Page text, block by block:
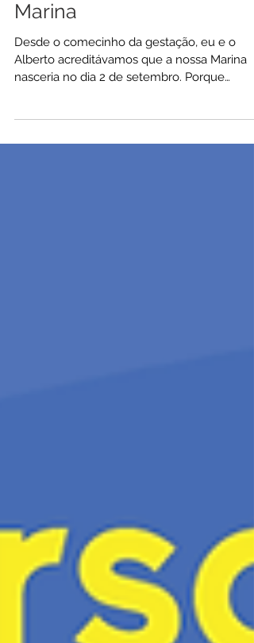
Relato de parto: Marcela e
Marina
Desde o comecinho da gestação, eu e o
Alberto acreditávamos que a nossa Marina
quando contamos para...